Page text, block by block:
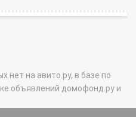
нет на авито.ру, в базе по
объявлений домофонд.ру и